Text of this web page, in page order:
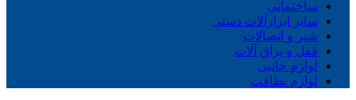
ساختمانی
سایز ابزارآلات دستی
شیر و اتصالات
قفل و یراق آلات
لوازم جانبی
لوازم نظافت